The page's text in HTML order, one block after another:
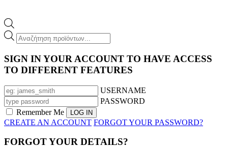
Products
search
SIGN IN YOUR ACCOUNT TO HAVE ACCESS
TO DIFFERENT FEATURES
USERNAME
PASSWORD
Remember Me
CREATE AN ACCOUNT FORGOT YOUR PASSWORD?
FORGOT YOUR DETAILS?